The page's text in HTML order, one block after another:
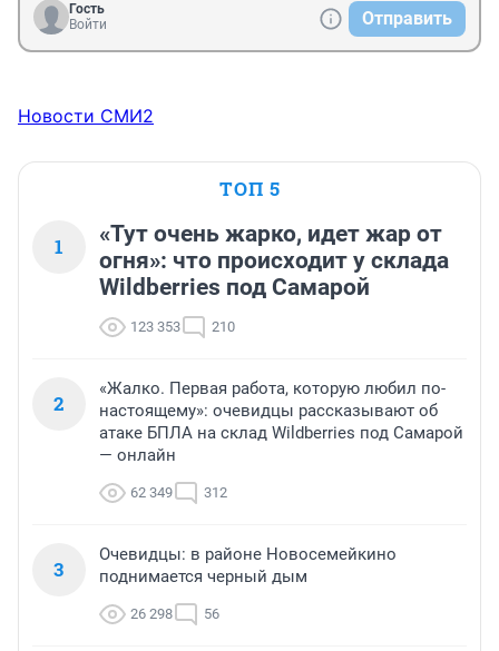
Гость
Войти
Отправить
Новости СМИ2
ТОП 5
1
«Тут очень жарко, идет жар от
огня»: что происходит у склада
Wildberries под Самарой
123 353 210
2
«Жалко. Первая работа, которую любил по-
настоящему»: очевидцы рассказывают об
атаке БПЛА на склад Wildberries под Самарой
— онлайн
62 349 312
3
Очевидцы: в районе Новосемейкино
поднимается черный дым
26 298 56